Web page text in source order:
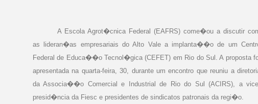
A Escola Agrot�cnica Federal (EAFRS) come�ou a discutir
as lideran�as empresariais do Alto Vale a implanta��o de um
Federal de Educa��o Tecnol�gica (CEFET) em Rio do Sul. A proposta
apresentada na quarta-feira, 30, durante um encontro que reuniu a
da Associa��o Comercial e Industrial de Rio do Sul (ACIRS), a
presid�ncia da Fiesc e presidentes de sindicatos patronais da regi�o.